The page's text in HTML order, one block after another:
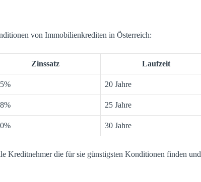
von Immobilienkrediten in Österreich:
Zinssatz Laufzeit
20 Jahre
25 Jahre
30 Jahre
Kreditnehmer die für sie günstigsten Konditionen finden und